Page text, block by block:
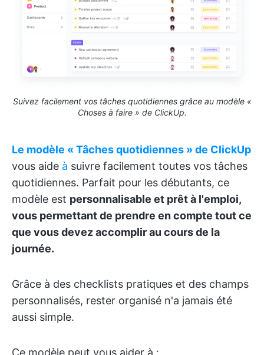
Suivez facilement vos tâches quotidiennes grâce au modèle «
Choses à faire » de ClickUp.
Le modèle « Tâches quotidiennes » de ClickUp
vous aide à suivre facilement toutes vos tâches
quotidiennes. Parfait pour les débutants, ce
modèle est personnalisable et prêt à l'emploi,
vous permettant de prendre en compte tout ce
que vous devez accomplir au cours de la
journée.
Grâce à des checklists pratiques et des champs
personnalisés, rester organisé n'a jamais été
aussi simple.
Ce modèle peut vous aider à :